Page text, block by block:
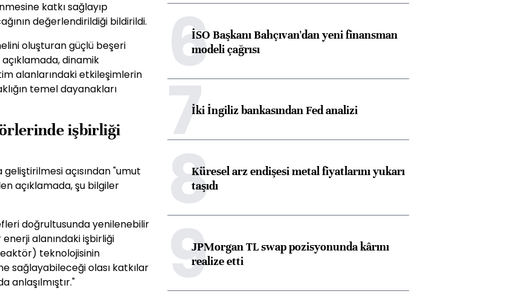
katkı sağlayıp
değerlendirildiği bildirildi.
oluşturan güçlü beşeri
dinamik
alanlarındaki etkileşimlerin
temel dayanakları
işbirliği
geliştirilmesi açısından "umut
açıklamada, şu bilgiler
doğrultusunda yenilenebilir
enerji alanındaki işbirliği
teknolojisinin
sağlayabileceği olası katkılar
anlaşılmıştır."
6İSO Başkanı Bahçıvan'dan yeni finansman
modeli çağrısı
7İki İngiliz bankasından Fed analizi
8Küresel arz endişesi metal fiyatlarını yukarı
taşıdı
9JPMorgan TL swap pozisyonunda kârını
realize etti